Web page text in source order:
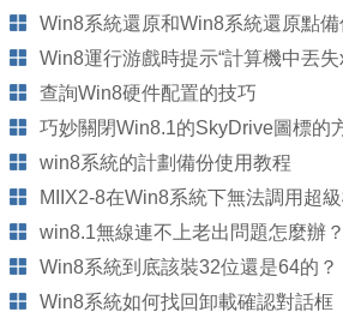
查詢Win8硬件配置的技巧
巧妙關閉Win8.1的SkyDrive圖標的
win8系統的計劃備份使用教程
MIIX2-8在Win8系統下無法調用超
win8.1無線連不上老出問題怎麼辦？
Win8系統到底該裝32位還是64的？
Win8系統如何找回卸載確認對話框